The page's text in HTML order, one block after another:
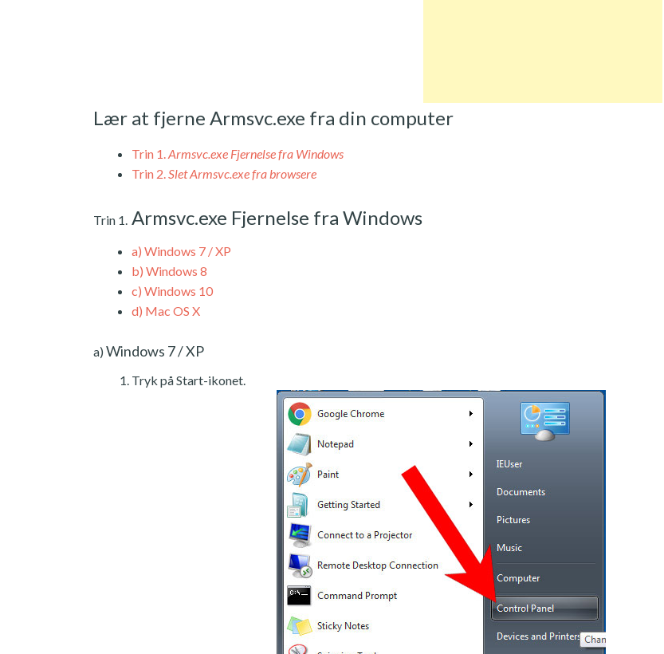
Lær at fjerne Armsvc.exe fra din computer
Trin 1.Armsvc.exe Fjernelse fra Windows
Trin 2.Slet Armsvc.exe fra browsere
Trin 1. Armsvc.exe Fjernelse fra Windows
a) Windows 7 / XP
b) Windows 8
c) Windows 10
d) Mac OS X
a) Windows 7 / XP
Tryk på Start-ikonet.